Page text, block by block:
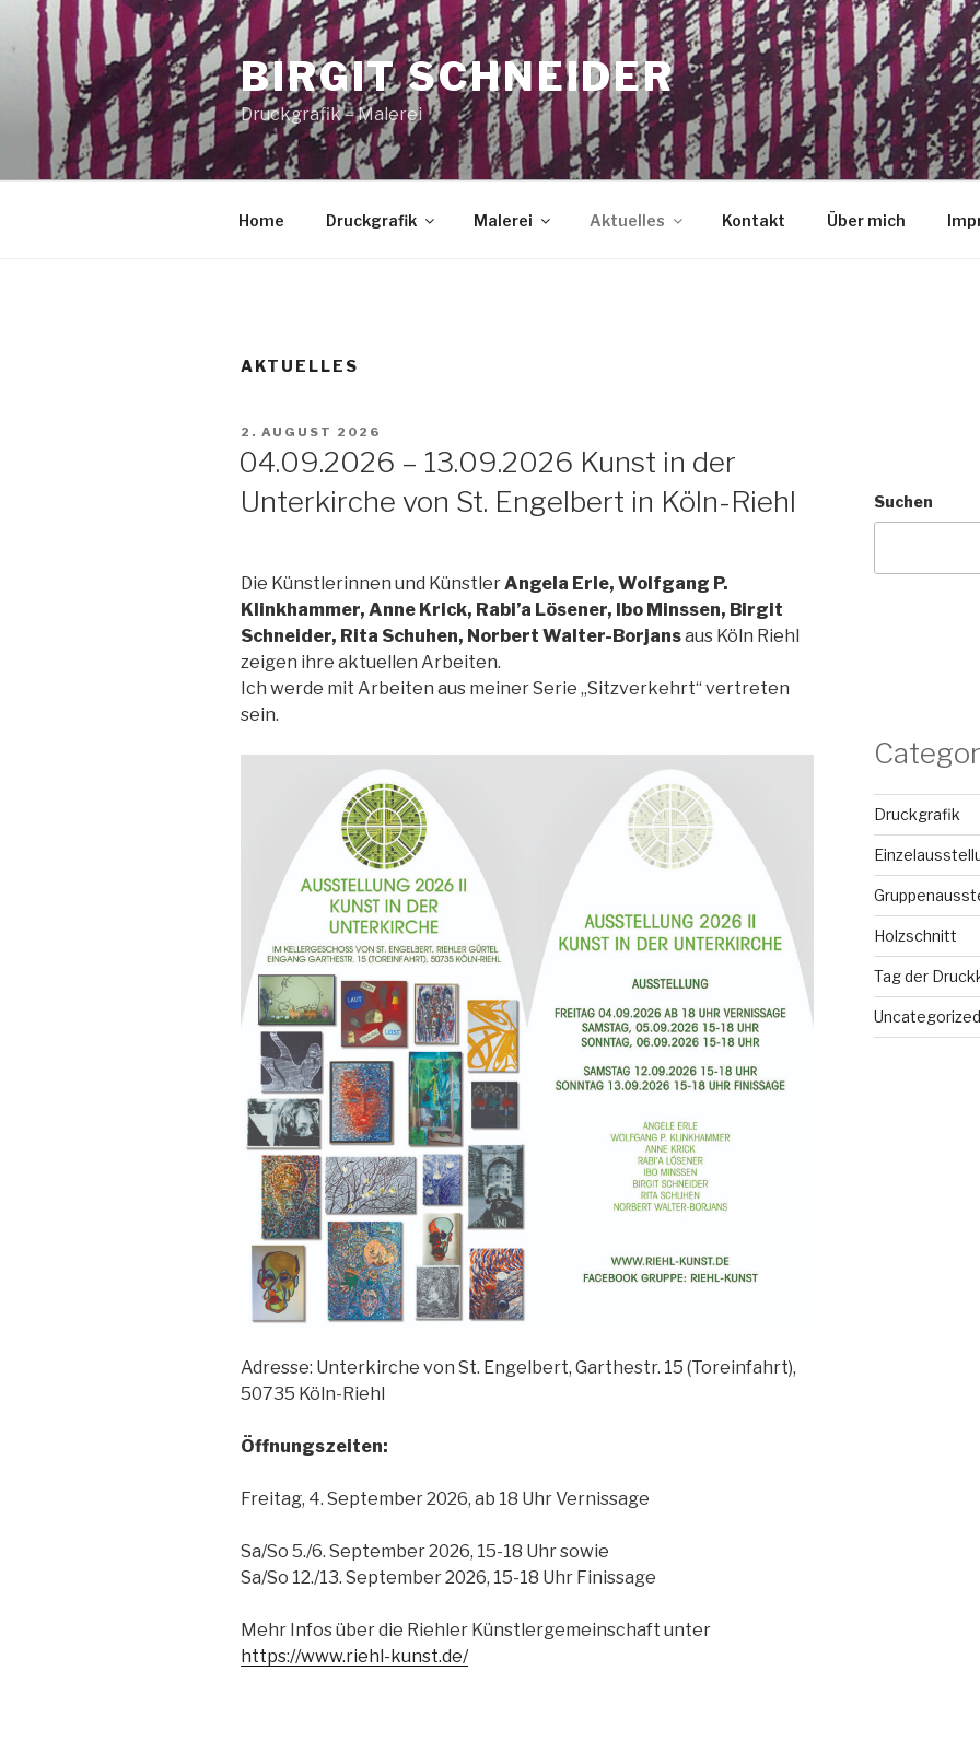
Inhalt
springen
BIRGIT SCHNEIDER
Druckgrafik – Malerei
Home Druckgrafik Malerei Aktuelles Kontakt Über mich
AKTUELLES
VERÖFFENTLICHT
2. AUGUST 2026
04.09.2026 – 13.09.2026 Kunst in der
Unterkirche von St. Engelbert in Köln-Riehl
Die Künstlerinnen und KünstlerAngela Erle, Wolfgang P.
Klinkhammer, Anne Krick, Rabi’a Lösener, Ibo Minssen, Birgit
Schneider, Rita Schuhen, Norbert Walter-Borjansaus Köln Riehl
zeigen ihre aktuellen Arbeiten.
Ich werde mit Arbeiten aus meiner Serie „Sitzverkehrt“ vertreten
sein.
Adresse: Unterkirche von St. Engelbert, Garthestr. 15 (Toreinfahrt),
50735 Köln-Riehl
Öffnungszeiten:
Freitag, 4. September 2026, ab 18 Uhr Vernissage
Sa/So 5./6. September 2026, 15-18 Uhr sowie
Sa/So 12./13. September 2026, 15-18 Uhr Finissage
Mehr Infos über die Riehler Künstlergemeinschaft unter
https://www.riehl-kunst.de/
Suchen
Druckgrafik
Holzschnitt
Tag der
Uncategorized